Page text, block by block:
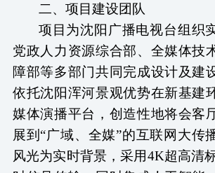
二、 项目建设团队
项目为沈阳广播电视台组织
党政人力资源综合部、全媒体技
障部等多部门共同完成设计及建
依托沈阳浑河景观优势在新基建
媒体演播平台，创造性地将会客
展到 “广域、全媒”的互联网大传
风光为实时背景，采用4K超高清